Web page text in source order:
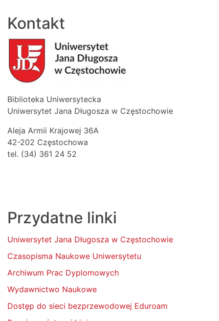
Kontakt
Biblioteka Uniwersytecka
Uniwersytet Jana Długosza w Częstochowie
Aleja Armii Krajowej 36A
42-202 Częstochowa
tel. (34) 361 24 52
Przydatne linki
Uniwersytet Jana Długosza w Częstochowie
Czasopisma Naukowe Uniwersytetu
Archiwum Prac Dyplomowych
Wydawnictwo Naukowe
Dostęp do sieci bezprzewodowej Eduroam